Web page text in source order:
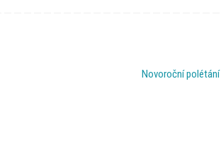
Novoroční polétání